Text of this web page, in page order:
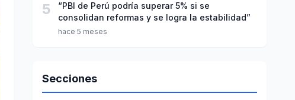
5
“PBI de Perú podría superar 5% si se
consolidan reformas y se logra la estabilidad”
hace 5 meses
Secciones